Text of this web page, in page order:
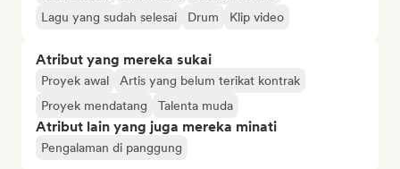
Lagu yang sudah selesai
Drum Klip video
Atribut yang mereka sukai
Proyek awal
Artis yang belum terikat kontrak
Proyek mendatang
Talenta muda
Atribut lain yang juga mereka minati
Pengalaman di panggung